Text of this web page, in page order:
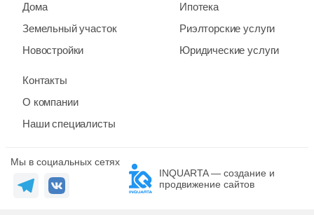
Дома
Земельный участок
Новостройки
Ипотека
Риэлторские услуги
Юридические услуги
Контакты
О компании
Наши специалисты
Мы в социальных сетях
INQUARTA — создание и
продвижение сайтов